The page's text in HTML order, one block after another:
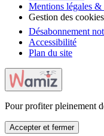
Mentions légales
Gestion des cookies
Désabonnement
Accessibilité
Plan du site
Pour profiter pleinement
Accepter et fermer